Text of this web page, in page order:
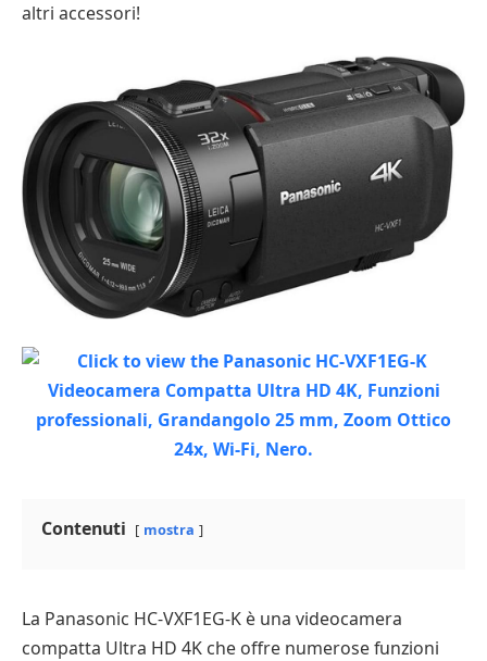
altri accessori!
Contenuti mostra
La Panasonic HC-VXF1EG-K è una videocamera
compatta Ultra HD 4K che offre numerose funzioni